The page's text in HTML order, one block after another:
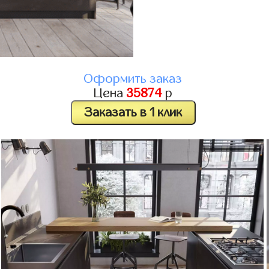
Оформить заказ
Цена 35874 р
Заказать в 1 клик